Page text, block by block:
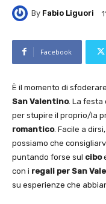
By Fabio Liguori
Facebook
È il momento di
San Valentino. La festa
per stupire il proprio/la
romantico. Facile a
possiamo che
puntando forse sul cibo
con i regali per San
su esperienze che